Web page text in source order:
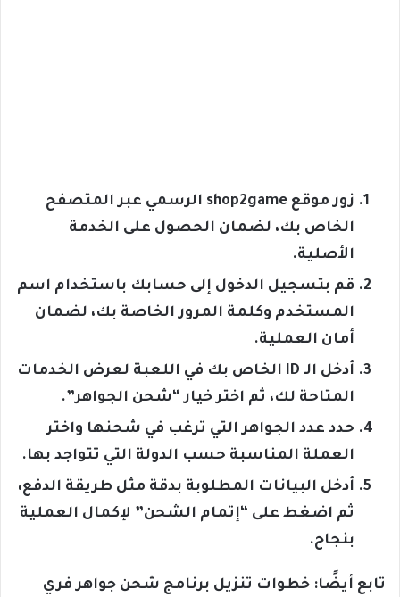
زور موقع shop2game الرسمي عبر المتصفح
الخاص بك، لضمان الحصول على الخدمة
الأصلية.
قم بتسجيل الدخول إلى حسابك باستخدام اسم
المستخدم وكلمة المرور الخاصة بك، لضمان
أمان العملية.
أدخل الـ ID الخاص بك في اللعبة لعرض الخدمات
المتاحة لك، ثم اختر خيار “شحن الجواهر”.
حدد عدد الجواهر التي ترغب في شحنها واختر
العملة المناسبة حسب الدولة التي تتواجد بها.
أدخل البيانات المطلوبة بدقة مثل طريقة الدفع،
ثم اضغط على “إتمام الشحن” لإكمال العملية
بنجاح.
تابع أيضًا: خطوات تنزيل برنامج شحن جواهر فري